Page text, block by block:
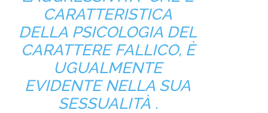
CARATTERISTICA
DELLA PSICOLOGIA DEL
CARATTERE FALLICO, È
UGUALMENTE
EVIDENTE NELLA SUA
SESSUALITÀ .